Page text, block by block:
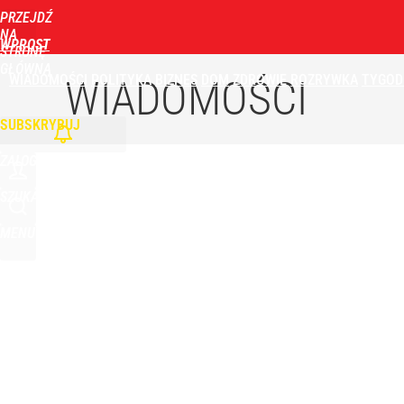
PRZEJDŹ
NA
STRONĘ
WPROST
WIADOMOŚCI POLITYKA BIZNES DOM ZDROWIE ROZRYWKA
SUBSKRYBUJ
Morawiecki powoła partię. Chce współpracy z
dodaj
WIADOMOŚCI